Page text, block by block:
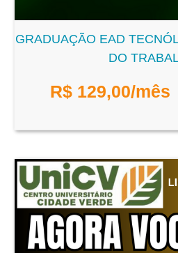
GRADUAÇÃO EAD
DO
R$ 129,00/mês